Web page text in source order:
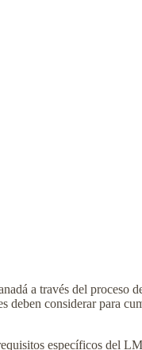
a través del proceso
considerar para
específicos del